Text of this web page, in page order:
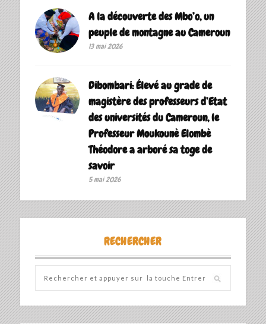
A la découverte des Mbo’o, un
peuple de montagne au Cameroun
13 mai 2026
Dibombari: Élevé au grade de
magistère des professeurs d’Etat
des universités du Cameroun, le
Professeur Moukounè Elombè
Théodore a arboré sa toge de
savoir ‎
5 mai 2026
RECHERCHER